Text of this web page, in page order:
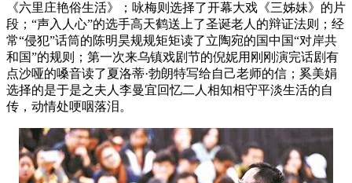
《六里庄艳俗生活》；咏梅则选择了开幕大戏《三姊妹》的片
段；“声入人心”的选手高天鹤送上了圣诞老人的辩证法则；经
常“侵犯”话筒的陈明昊规规矩矩读了立陶宛的国中国“对岸共
和国”的规则；第一次来乌镇戏剧节的倪妮用刚刚演完话剧有
点沙哑的嗓音读了夏洛蒂·勃朗特写给自己老师的信；奚美娟
选择的是于是之夫人李曼宜回忆二人相知相守平淡生活的自
传，动情处哽咽落泪。